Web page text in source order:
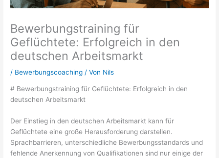
Bewerbungstraining für
Geflüchtete: Erfolgreich in den
deutschen Arbeitsmarkt
/ Bewerbungscoaching / Von Nils
# Bewerbungstraining für Geflüchtete: Erfolgreich in den
deutschen Arbeitsmarkt
Der Einstieg in den deutschen Arbeitsmarkt kann für
Geflüchtete eine große Herausforderung darstellen.
Sprachbarrieren, unterschiedliche Bewerbungsstandards und
fehlende Anerkennung von Qualifikationen sind nur einige der